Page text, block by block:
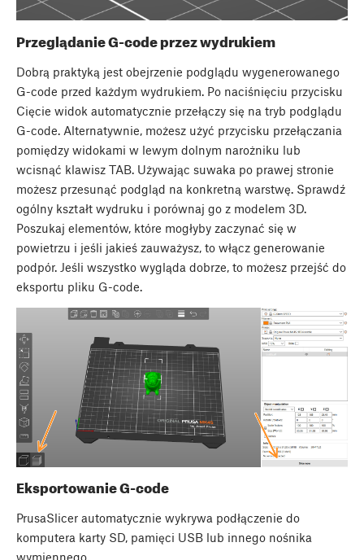
Przeglądanie G-code przez wydrukiem
Dobrą praktyką jest obejrzenie podglądu wygenerowanego
G-code przed każdym wydrukiem. Po naciśnięciu przycisku
Cięcie widok automatycznie przełączy się na tryb podglądu
G-code. Alternatywnie, możesz użyć przycisku przełączania
pomiędzy widokami w lewym dolnym narożniku lub
wcisnąć klawisz TAB. Używając suwaka po prawej stronie
możesz przesunąć podgląd na konkretną warstwę. Sprawdź
ogólny kształt wydruku i porównaj go z modelem 3D.
Poszukaj elementów, które mogłyby zaczynać się w
powietrzu i jeśli jakieś zauważysz, to włącz generowanie
podpór. Jeśli wszystko wygląda dobrze, to możesz przejść do
eksportu pliku G-code.
Eksportowanie G-code
PrusaSlicer automatycznie wykrywa podłączenie do
komputera karty SD, pamięci USB lub innego nośnika